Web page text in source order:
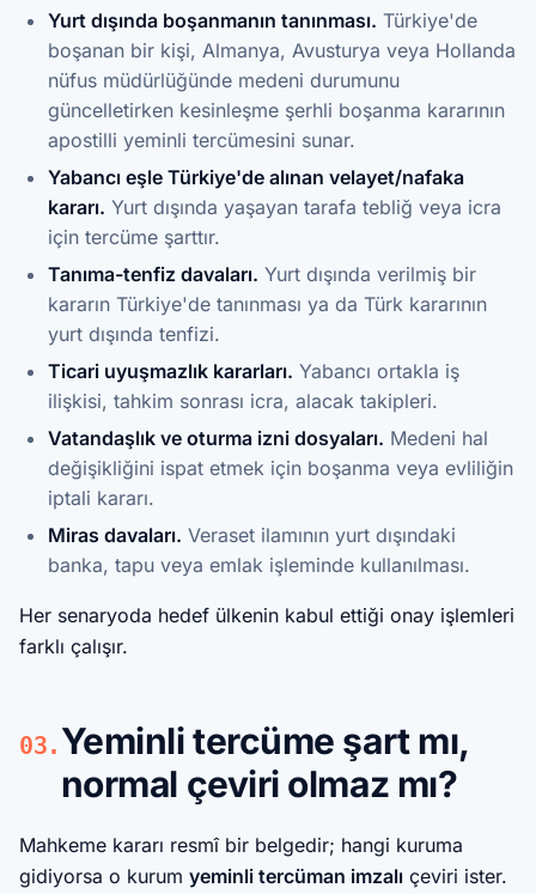
Yurt dışında boşanmanın tanınması. Türkiye'de
boşanan bir kişi, Almanya, Avusturya veya Hollanda
nüfus müdürlüğünde medeni durumunu
güncelletirken kesinleşme şerhli boşanma kararının
apostilli yeminli tercümesini sunar.
Yabancı eşle Türkiye'de alınan velayet/nafaka
kararı. Yurt dışında yaşayan tarafa tebliğ veya icra
için tercüme şarttır.
Tanıma-tenfiz davaları. Yurt dışında verilmiş bir
kararın Türkiye'de tanınması ya da Türk kararının
yurt dışında tenfizi.
Ticari uyuşmazlık kararları. Yabancı ortakla iş
ilişkisi, tahkim sonrası icra, alacak takipleri.
Vatandaşlık ve oturma izni dosyaları. Medeni hal
değişikliğini ispat etmek için boşanma veya evliliğin
iptali kararı.
Miras davaları. Veraset ilamının yurt dışındaki
banka, tapu veya emlak işleminde kullanılması.
Her senaryoda hedef ülkenin kabul ettiği onay işlemleri
farklı çalışır.
03. Yeminli tercüme şart mı,
normal çeviri olmaz mı?
Mahkeme kararı resmî bir belgedir; hangi kuruma
gidiyorsa o kurum yeminli tercüman imzalı çeviri ister.